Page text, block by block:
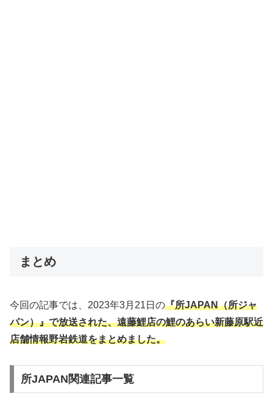
まとめ
今回の記事では、2023年3月21日の『所JAPAN（所ジャ
パン）』で放送された、遠藤鯉店の鯉のあらい新藤原駅近
店舗情報野岩鉄道をまとめました。
所JAPAN関連記事一覧